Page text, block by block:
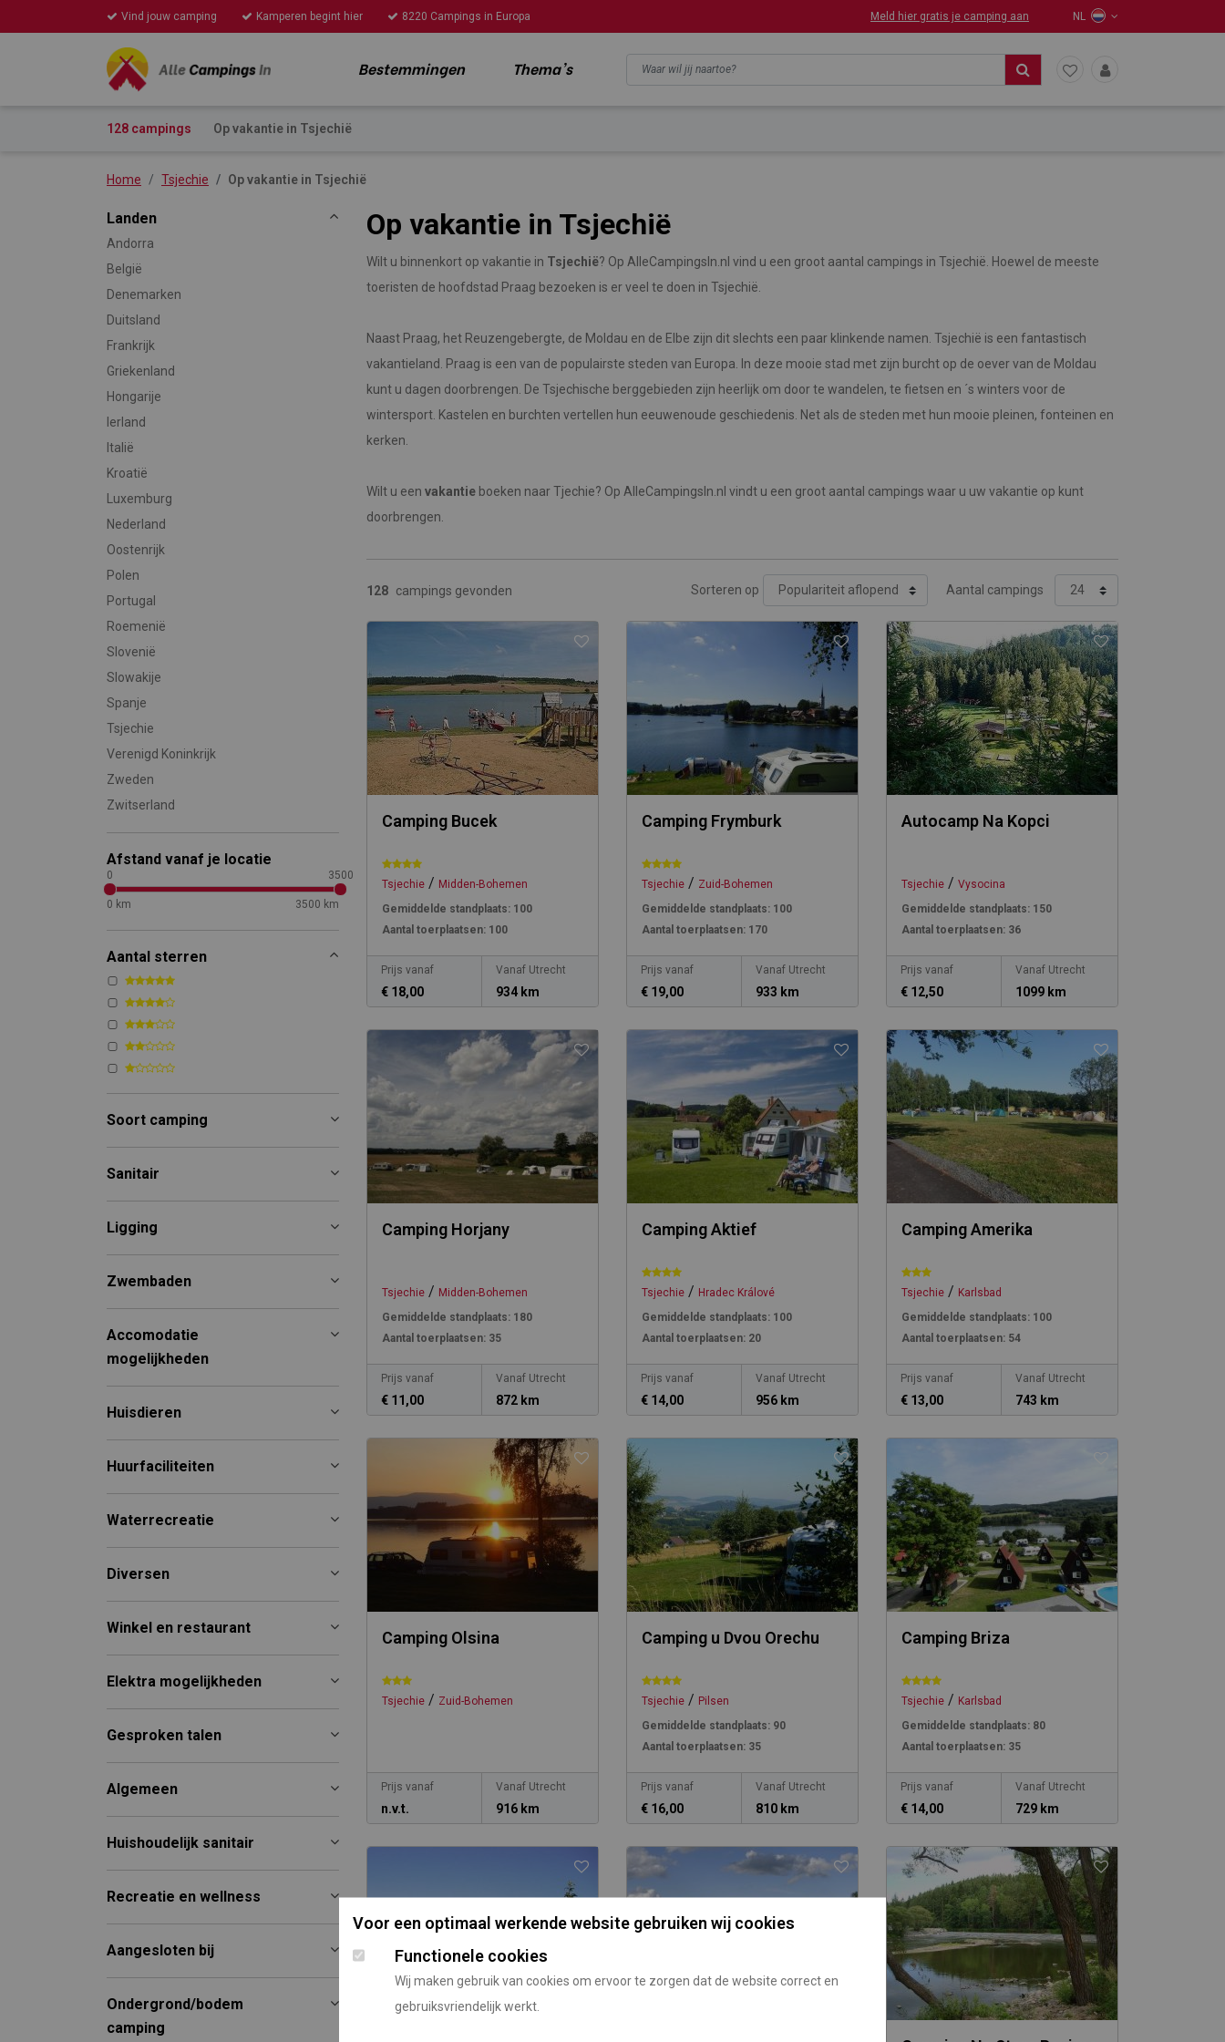
Voor een optimaal werkende website gebruiken wij cookies
Functionele cookies
Wij maken gebruik van cookies om ervoor te zorgen dat de website correct en
gebruiksvriendelijk werkt.
Vind jouw camping Kamperen begint hier 8220 Campings in Europa Meld hier gratis je camping aan NL
Bestemmingen Thema's
128 campings Op vakantie in Tsjechië
Home Tsjechie Op vakantie in Tsjechië
Op vakantie in Tsjechië
Wilt u binnenkort op vakantie in Tsjechië? Op AlleCampingsIn.nl vind u een groot aantal campings in Tsjechië. Hoewel de meeste
toeristen de hoofdstad Praag bezoeken is er veel te doen in Tsjechië.
Naast Praag, het Reuzengebergte, de Moldau en de Elbe zijn dit slechts een paar klinkende namen. Tsjechië is een fantastisch
vakantieland. Praag is een van de populairste steden van Europa. In deze mooie stad met zijn burcht op de oever van de Moldau
kunt u dagen doorbrengen. De Tsjechische berggebieden zijn heerlijk om door te wandelen, te fietsen en ´s winters voor de
wintersport. Kastelen en burchten vertellen hun eeuwenoude geschiedenis. Net als de steden met hun mooie pleinen, fonteinen en
kerken.
Wilt u een vakantie boeken naar Tjechie? Op AlleCampingsIn.nl vindt u een groot aantal campings waar u uw vakantie op kunt
doorbrengen.
128 campings gevonden Sorteren op Aantal campings
Camping Bucek
Tsjechie / Midden-Bohemen
Gemiddelde standplaats: 100
Aantal toerplaatsen: 100
Prijs vanaf
€ 18,00
Vanaf Utrecht
934 km
Camping Frymburk
Tsjechie/ Zuid-Bohemen
Gemiddelde standplaats:100
Aantal toerplaatsen:170
Prijs vanaf
€ 19,00
Vanaf Utrecht
933 km
Autocamp Na Kopci
Tsjechie/ Vysocina
Gemiddelde standplaats:150
Aantal toerplaatsen:36
Prijs vanaf
€ 12,50
Vanaf Utrecht
1099 km
Camping Horjany
Tsjechie / Midden-Bohemen
Gemiddelde standplaats: 180
Aantal toerplaatsen: 35
Prijs vanaf
€ 11,00
Vanaf Utrecht
872 km
Camping Aktief
Tsjechie/ Hradec Králové
Gemiddelde standplaats:100
Aantal toerplaatsen:20
Prijs vanaf
€ 14,00
Vanaf Utrecht
956 km
Camping Amerika
Tsjechie/ Karlsbad
Gemiddelde standplaats:100
Aantal toerplaatsen:54
Prijs vanaf
€ 13,00
Vanaf Utrecht
743 km
Camping Olsina
Tsjechie / Zuid-Bohemen
Prijs vanaf
n.v.t.
Vanaf Utrecht
916 km
Camping u Dvou Orechu
Tsjechie/ Pilsen
Gemiddelde standplaats:90
Aantal toerplaatsen:35
Prijs vanaf
€ 16,00
Vanaf Utrecht
810 km
Camping Briza
Tsjechie/ Karlsbad
Gemiddelde standplaats:80
Aantal toerplaatsen:35
Prijs vanaf
€ 14,00
Vanaf Utrecht
729 km
Landen
Andorra
België
Denemarken
Duitsland
Frankrijk
Griekenland
Hongarije
Ierland
Italië
Kroatië
Luxemburg
Nederland
Oostenrijk
Polen
Portugal
Roemenië
Slovenië
Slowakije
Spanje
Tsjechie
Verenigd Koninkrijk
Zweden
Zwitserland
Afstand vanaf je locatie
0 3500
0 km 3500 km
Aantal sterren
Soort camping
Sanitair
Ligging
Zwembaden
Accomodatie
mogelijkheden
Huisdieren
Huurfaciliteiten
Waterrecreatie
Diversen
Winkel en restaurant
Elektra mogelijkheden
Gesproken talen
Algemeen
Huishoudelijk sanitair
Recreatie en wellness
Aangesloten bij
Ondergrond/bodem
camping